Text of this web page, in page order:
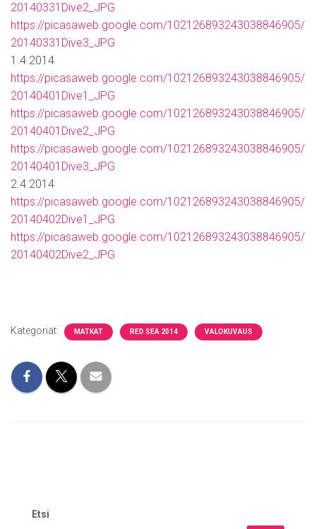
20140331Dive2_JPG
https://picasaweb.google.com/102126893243038846905/
20140331Dive3_JPG
1.4.2014
https://picasaweb.google.com/102126893243038846905/
20140401Dive1_JPG
https://picasaweb.google.com/102126893243038846905/
20140401Dive2_JPG
https://picasaweb.google.com/102126893243038846905/
20140401Dive3_JPG
2.4.2014
https://picasaweb.google.com/102126893243038846905/
20140402Dive1_JPG
https://picasaweb.google.com/102126893243038846905/
20140402Dive2_JPG
Kategoriat: MATKAT RED SEA 2014 VALOKUVAUS
Etsi